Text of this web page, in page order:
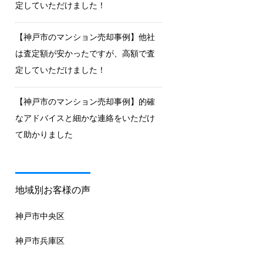
定していただけました！
【神戸市のマンション売却事例】他社
は査定額が安かったですが、高額で査
定していただけました！
【神戸市のマンション売却事例】的確
なアドバイスと細かな連絡をいただけ
て助かりました
地域別お客様の声
神戸市中央区
神戸市兵庫区